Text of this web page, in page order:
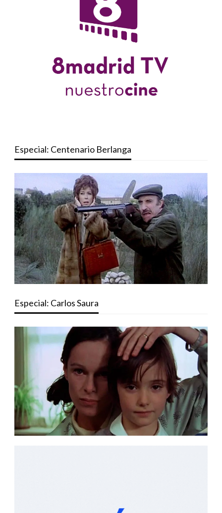
Especial: Centenario Berlanga
Especial: Carlos Saura